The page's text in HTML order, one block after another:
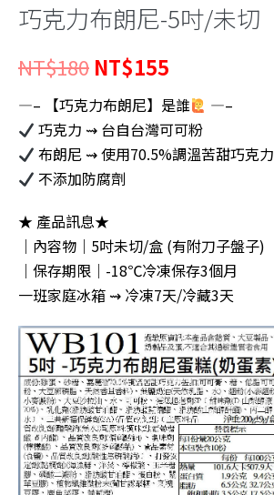
巧克力布朗尼-5吋/未切
NT$180 原
始
價
格：
NT$155
前
價
格：
—– 【巧克力布朗尼】是誰
—–
巧克力 ⇝ 台自台灣可可粉
布朗尼 ⇝ 使用70.5%調溫苦甜巧克力
不添加防腐劑
★ 產品訊息★
｜內容物｜5吋未切/盒 (有附刀子盤子)
｜保存期限｜-18℃冷凍保存3個月
一班家庭冰箱 ⇝ 冷凍7天/冷藏3天